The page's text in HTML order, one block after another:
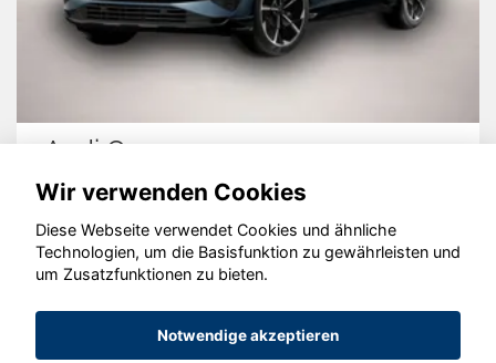
Audi Q4
© konjunkturmotor.de GmbH 2020 - 2026
Wir verwenden Cookies
Diese Webseite verwendet Cookies und ähnliche
Technologien, um die Basisfunktion zu gewährleisten und
um Zusatzfunktionen zu bieten.
Notwendige akzeptieren